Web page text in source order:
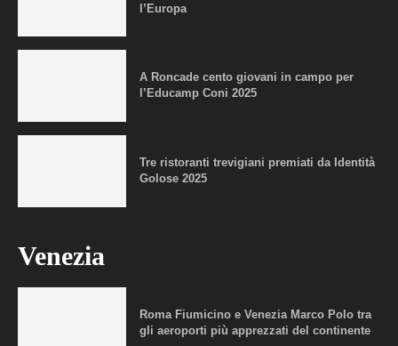
l’Europa
A Roncade cento giovani in campo per
l’Educamp Coni 2025
Tre ristoranti trevigiani premiati da Identità
Golose 2025
Venezia
Roma Fiumicino e Venezia Marco Polo tra
gli aeroporti più apprezzati del continente